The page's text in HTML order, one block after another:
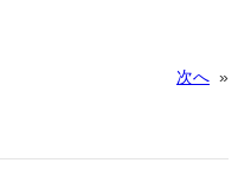
次へ »